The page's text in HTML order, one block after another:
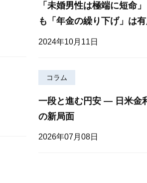
「未婚男性は極端に短命
も「年金の繰り下げ」は有
2024年10月11日
コラム
一段と進む円安 — 日米金
の新局面
2026年07月08日